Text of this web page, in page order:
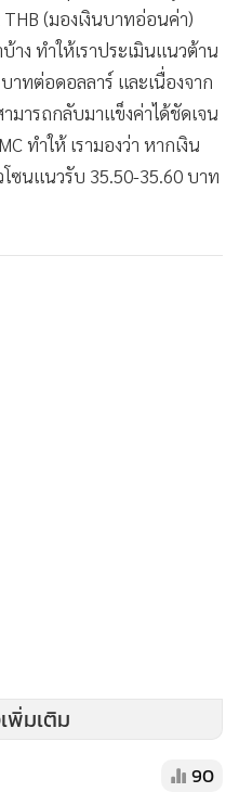
(มองเงินบาทอ่อนค่า)
าง ทำให้เราประเมินแนวต้าน
าทต่อดอลลาร์ และเนื่องจาก
ามารถกลับมาแข็งค่าได้ชัดเจน
ทำให้ เรามองว่า หากเงิน
ซนแนวรับ 35.50-35.60 บาท
ภาวะ wait and see เพื่อรอ
พิ่มเติม
90